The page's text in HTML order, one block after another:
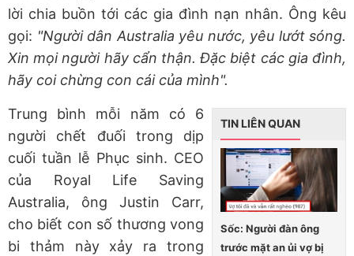
lời chia buồn tới các gia đình nạn nhân. Ông kêu
gọi: "Người dân Australia yêu nước, yêu lướt sóng.
Xin mọi người hãy cẩn thận. Đặc biệt các gia đình,
hãy coi chừng con cái của mình".
TIN LIÊN QUAN
Sốc: Người đàn ông
trước mặt an ủi vợ bị
Trung bình mỗi năm có 6
người chết đuối trong dịp
cuối tuần lễ Phục sinh. CEO
của Royal Life Saving
Australia, ông Justin Carr,
cho biết con số thương vong
bi thảm này xảy ra trong